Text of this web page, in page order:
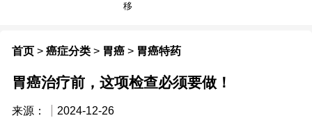
移
首页 > 癌症分类 > 胃癌 > 胃癌特药
胃癌治疗前，这项检查必须要做！
来源： 2024-12-26